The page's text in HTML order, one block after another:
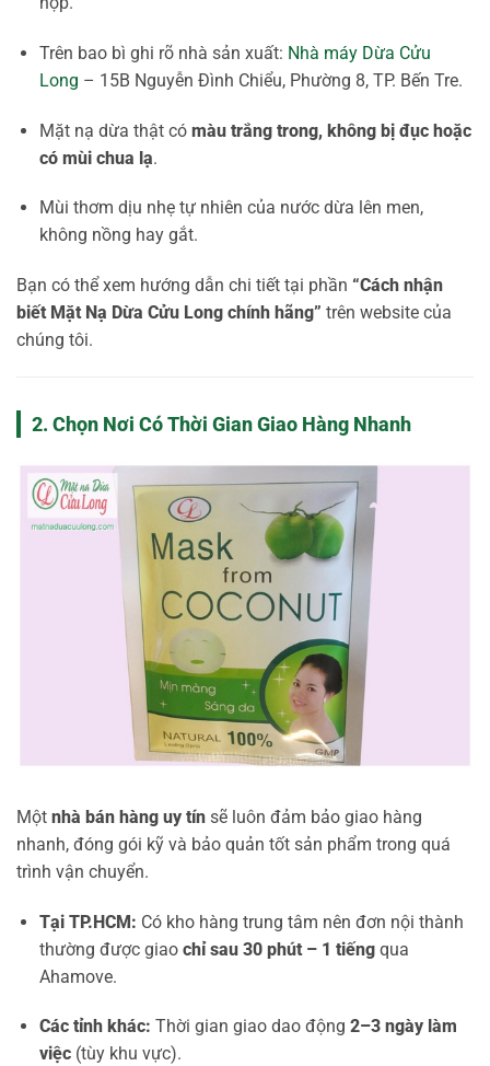
Trên bao bì ghi rõ nhà sản xuất: Nhà máy Dừa Cửu
Long – 15B Nguyễn Đình Chiểu, Phường 8, TP. Bến Tre.
Mặt nạ dừa thật có màu trắng trong, không bị đục hoặc
có mùi chua lạ.
Mùi thơm dịu nhẹ tự nhiên của nước dừa lên men,
không nồng hay gắt.
Bạn có thể xem hướng dẫn chi tiết tại phần “Cách nhận
biết Mặt Nạ Dừa Cửu Long chính hãng” trên website của
chúng tôi.
2. Chọn Nơi Có Thời Gian Giao Hàng Nhanh
Một nhà bán hàng uy tín sẽ luôn đảm bảo giao hàng
nhanh, đóng gói kỹ và bảo quản tốt sản phẩm trong quá
trình vận chuyển.
Tại TP.HCM: Có kho hàng trung tâm nên đơn nội thành
thường được giao chỉ sau 30 phút – 1 tiếngqua
Ahamove.
Các tỉnh khác: Thời gian giao dao động 2–3 ngày làm
việc(tùy khu vực).